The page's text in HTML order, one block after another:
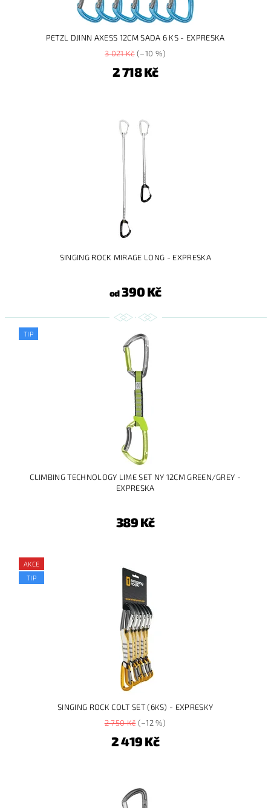
PETZL DJINN AXESS 12CM SADA 6 KS - EXPRESKA
3 021 Kč(–10 %)
2 718 Kč
SINGING ROCK MIRAGE LONG - EXPRESKA
od390 Kč
TIP
CLIMBING TECHNOLOGY LIME SET NY 12CM GREEN/GREY -
EXPRESKA
389 Kč
AKCE
TIP
SINGING ROCK COLT SET (6KS) - EXPRESKY
2 750 Kč(–12 %)
2 419 Kč